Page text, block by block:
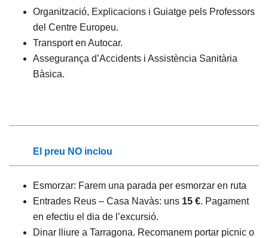
Organització, Explicacions i Guiatge pels Professors
del Centre Europeu.
Transport en Autocar.
Assegurança d’Accidents i Assistència Sanitària
Bàsica.
El preu NO inclou
Esmorzar: Farem una parada per esmorzar en ruta
Entrades Reus – Casa Navàs: uns 15 €. Pagament
en efectiu el dia de l’excursió.
Dinar lliure a Tarragona. Recomanem portar picnic o